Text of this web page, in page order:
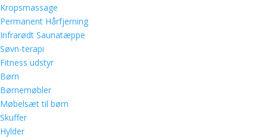
Kropsmassage
Permanent Hårfjerning
Infrarødt Saunatæppe
Søvn-terapi
Fitness udstyr
Børn
Børnemøbler
Møbelsæt til børn
Skuffer
Hylder